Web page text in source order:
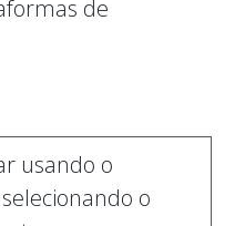
de
usando o
selecionando o